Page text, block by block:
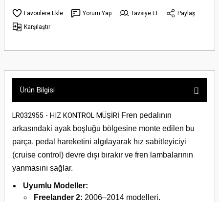
Yorum Yap Tavsiye Et
Paylaş
Karşılaştır
Ürün Bilgisi
LR032955 - HIZ KONTROL MÜŞİRİ Fren pedalının
arkasındaki ayak boşluğu bölgesine monte edilen bu
parça, pedal hareketini algılayarak hız sabitleyiciyi
(cruise control) devre dışı bırakır ve fren lambalarının
yanmasını sağlar.
Uyumlu Modeller:
Freelander 2: 2006–2014 modelleri.